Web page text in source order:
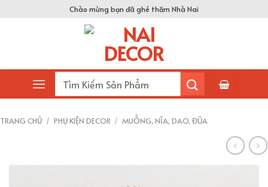
Chào mừng bạn đã ghé thăm Nhà Nai
Tìm
kiếm:
TRANG CHỦ / PHỤ KIỆN DECOR / MUỖNG, NĨA, DAO, ĐŨA